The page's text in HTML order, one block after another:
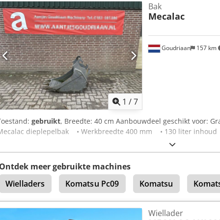
* Prijs: € 24.900, exclusief 19% BTW ---- Voor verdere vragen,
Dksdezkpyfepfx Ahter Alle gegevens zijn onder
voorbehouden.
1 /7
Goudriaan 157 km
Bak
Mecalac
gebruikt, Breedte: 40 cm Aanbouwdeel geschikt voor:
dieplepelbak • Werkbreedte 400 mm • 130 liter
Ontdek meer gebruikte machines
Wielladers
Komatsu Pc09 Komatsu
Wiellader